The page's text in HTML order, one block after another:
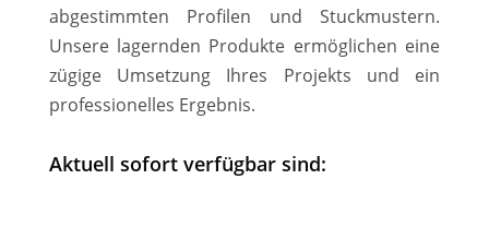
abgestimmten Profilen und Stuckmustern.
Unsere lagernden Produkte ermöglichen eine
zügige Umsetzung Ihres Projekts und ein
professionelles Ergebnis.
Aktuell sofort verfügbar sind: